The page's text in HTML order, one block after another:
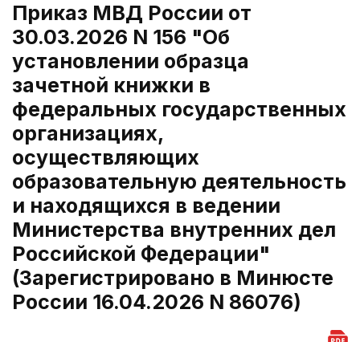
Приказ МВД России от
30.03.2026 N 156 "Об
установлении образца
зачетной книжки в
федеральных государственных
организациях,
осуществляющих
образовательную деятельность
и находящихся в ведении
Министерства внутренних дел
Российской Федерации"
(Зарегистрировано в Минюсте
России 16.04.2026 N 86076)